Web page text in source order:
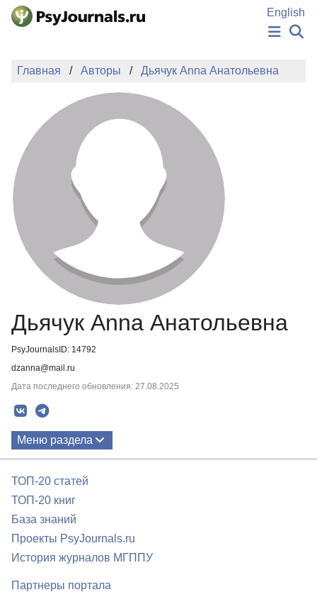
Перейти к основному содержанию
English
НОВОСТИ
АВТОРЫ
ПОДАТЬ РУКОПИСЬ
БАЗА ЗНАНИЙ
КЛЮЧЕВЫЕ СЛОВА
Регистрация
Главная Авторы Дьячук Anna Анатольевна
Дьячук Anna Анатольевна
PsyJournalsID: 14792
dzanna@mail.ru
Дата последнего обновления: 27.08.2025
Меню раздела
ТОП-20 статей
ТОП-20 книг
База знаний
Проекты PsyJournals.ru
История журналов МГППУ
Партнеры портала